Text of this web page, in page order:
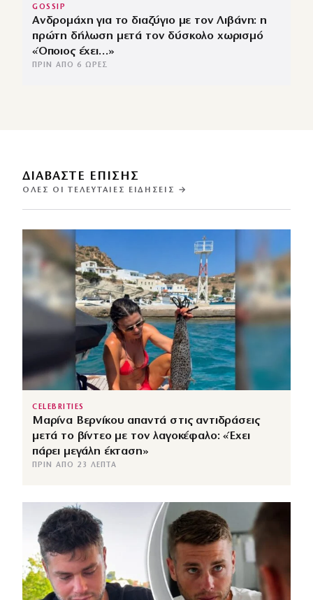
GOSSIP
Ανδρομάχη για το διαζύγιο με τον Λιβάνη: η
πρώτη δήλωση μετά τον δύσκολο χωρισμό
«Όποιος έχει…»
ΠΡΙΝ ΑΠΌ 6 ΏΡΕΣ
ΔΙΑΒΑΣΤΕ ΕΠΙΣΗΣ
ΌΛΕΣ ΟΙ ΤΕΛΕΥΤΑΊΕΣ ΕΙΔΉΣΕΙΣ →
CELEBRITIES
Μαρίνα Βερνίκου απαντά στις αντιδράσεις
μετά το βίντεο με τον λαγοκέφαλο: «Έχει
πάρει μεγάλη έκταση»
ΠΡΙΝ ΑΠΌ 23 ΛΕΠΤΆ